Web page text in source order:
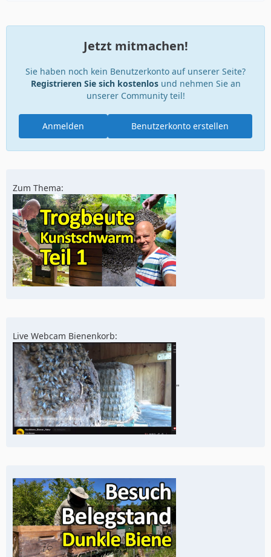
Grüße Thomas
Jetzt mitmachen!
Sie haben noch kein Benutzerkonto auf unserer Seite?
Registrieren Sie sich kostenlosund nehmen Sie an
unserer Community teil!
Benutzerkonto erstellen
Anmelden
Zum Thema:
Live Webcam Bienenkorb:
"